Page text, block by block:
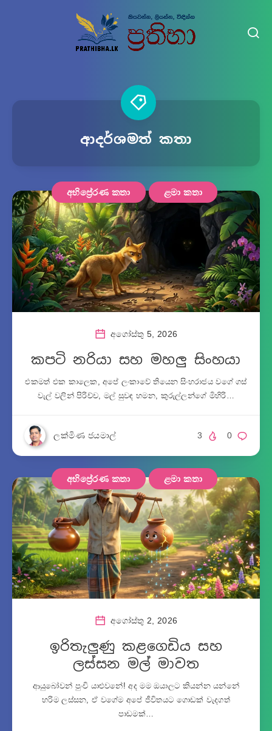
ආදර්ශමත් කතා
අභිප්‍රේරණ කතා ළමා කතා
අගෝස්තු 5, 2026
කපටි නරියා සහ මහලු සිංහයා
එකමත් එක කාලෙක, අපේ ලංකාවේ තියෙන සිංහරාජය වගේ ගස්
වැල් වලින් පිරිච්ච, මල් සුවඳ හමන, කුරුල්ලන්ගේ මිහිරි…
ලක්මිණ ජයමාල් 0
3
අභිප්‍රේරණ කතා ළමා කතා
අගෝස්තු 2, 2026
ඉරිතැලුණු කළගෙඩිය සහ
ලස්සන මල් මාවත
ආයුබෝවන් පුංචි යාළුවනේ! අද මම ඔයාලට කියන්න යන්නේ
හරිම ලස්සන, ඒ වගේම අපේ ජීවිතයට ගොඩක් වැදගත්
පාඩමක්…